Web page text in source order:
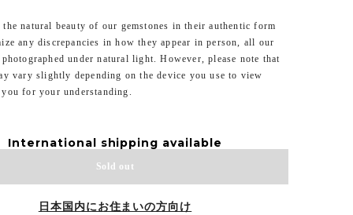
the natural beauty of our gemstones in their authentic form
any discrepancies in how they appear in person, all our
under natural light. However, please note that
vary slightly depending on the device you use to view
you for your understanding.
International shipping available
Sold out
日本国内にお住まいの方向け